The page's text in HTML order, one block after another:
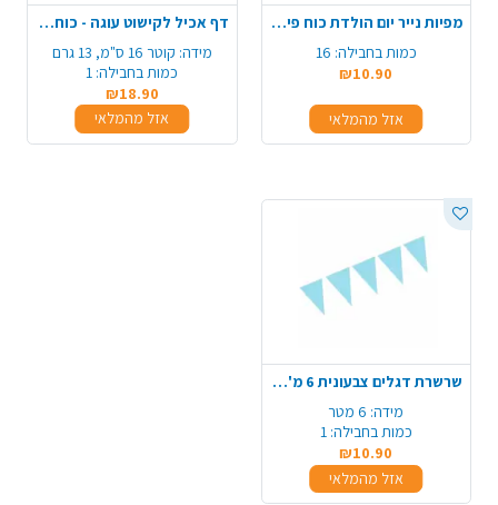
מפיות נייר יום הולדת כוח פיג'יי 16 יח'- צבעוני
כמות בחבילה: 16
₪10.90
אזל מהמלאי
דף אכיל לקישוט עוגה - כוח פיג'יי
מידה: קוטר 16 ס"מ, 13 גרם
כמות בחבילה: 1
₪18.90
אזל מהמלאי
שרשרת דגלים צבעונית 6 מ' - תכלת
מידה: 6 מטר
כמות בחבילה: 1
₪10.90
אזל מהמלאי